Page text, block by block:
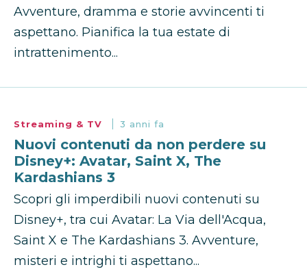
Avventure, dramma e storie avvincenti ti
aspettano. Pianifica la tua estate di
intrattenimento...
Streaming & TV 3 anni fa
Nuovi contenuti da non perdere su
Disney+: Avatar, Saint X, The
Kardashians 3
Scopri gli imperdibili nuovi contenuti su
Disney+, tra cui Avatar: La Via dell'Acqua,
Saint X e The Kardashians 3. Avventure,
misteri e intrighi ti aspettano...